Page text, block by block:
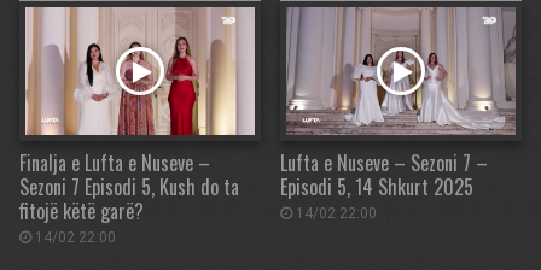
Finalja e Lufta e Nuseve –
Sezoni 7 Episodi 5, Kush do ta
fitojë këtë garë?
14/02 22:00
Lufta e Nuseve – Sezoni 7 –
Episodi 5, 14 Shkurt 2025
14/02 22:00